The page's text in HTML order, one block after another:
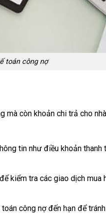
toán công nợ
mà còn khoản chi trả cho
tin như điều khoản thanh
kiểm tra các giao dịch mua
công nợ đến hạn để